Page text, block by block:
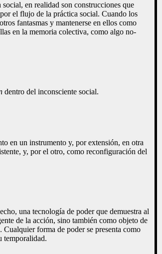
en realidad son construcciones que
el flujo de la práctica social. Cuando los
fantasmas y mantenerse en ellos como
en la memoria colectiva, como algo no-
dentro del inconsciente social.
en un instrumento y, por extensión, en otra
y, por el otro, como reconfiguración del
una tecnología de poder que demuestra al
de la acción, sino también como objeto de
forma de poder se presenta como
temporalidad.